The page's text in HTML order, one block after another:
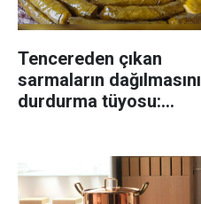
Tencereden çıkan
sarmaların dağılmasını
durdurma tüyosu: